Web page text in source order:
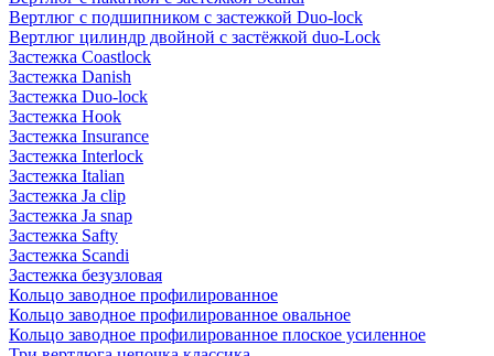
Вертлюг с подшипником с застежкой Duo-lock
Вертлюг цилиндр двойной с застёжкой duo-Lock
Застежка Coastlock
Застежка Danish
Застежка Duo-lock
Застежка Hook
Застежка Insurance
Застежка Interlock
Застежка Italian
Застежка Ja clip
Застежка Ja snap
Застежка Safty
Застежка Scandi
Застежка безузловая
Кольцо заводное профилированное
Кольцо заводное профилированное овальное
Кольцо заводное профилированное плоское усиленное